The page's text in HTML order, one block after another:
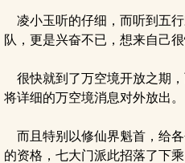
凌小玉听的仔细，而听到五
队，更是兴奋不已，想来自己
很快就到了万空境开放之期
将详细的万空境消息对外放出。
而且特别以修仙界魁首，给
的资格，七大门派此招落了下